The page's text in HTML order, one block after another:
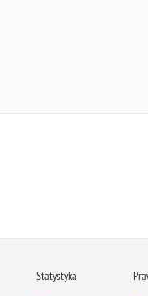
Statystyka